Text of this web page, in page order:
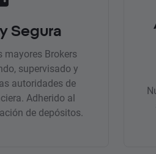
Segura
mayores Brokers
supervisado y
autoridades de
Adherido al
de depósitos.